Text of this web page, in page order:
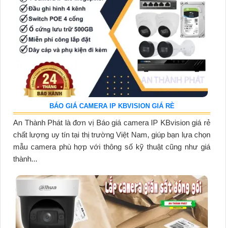
BÁO GIÁ CAMERA IP KBVISION GIÁ RÈ
An Thành Phát là đơn vị Báo giá camera IP KBvision giá rẻ
chất lượng uy tín tại thị trường Việt Nam, giúp bạn lựa chọn
mẫu camera phù hợp với thông số kỹ thuật cũng như giá
thành...